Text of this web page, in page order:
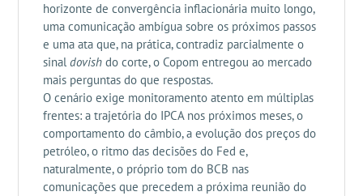
horizonte de convergência inflacionária muito longo,
uma comunicação ambígua sobre os próximos passos
e uma ata que, na prática, contradiz parcialmente o
sinaldovishdo corte, o Copom entregou ao mercado
mais perguntas do que respostas.
O cenário exige monitoramento atento em múltiplas
frentes: a trajetória do IPCA nos próximos meses, o
comportamento do câmbio, a evolução dos preços do
petróleo, o ritmo das decisões do Fed e,
naturalmente, o próprio tom do BCB nas
comunicações que precedem a próxima reunião do